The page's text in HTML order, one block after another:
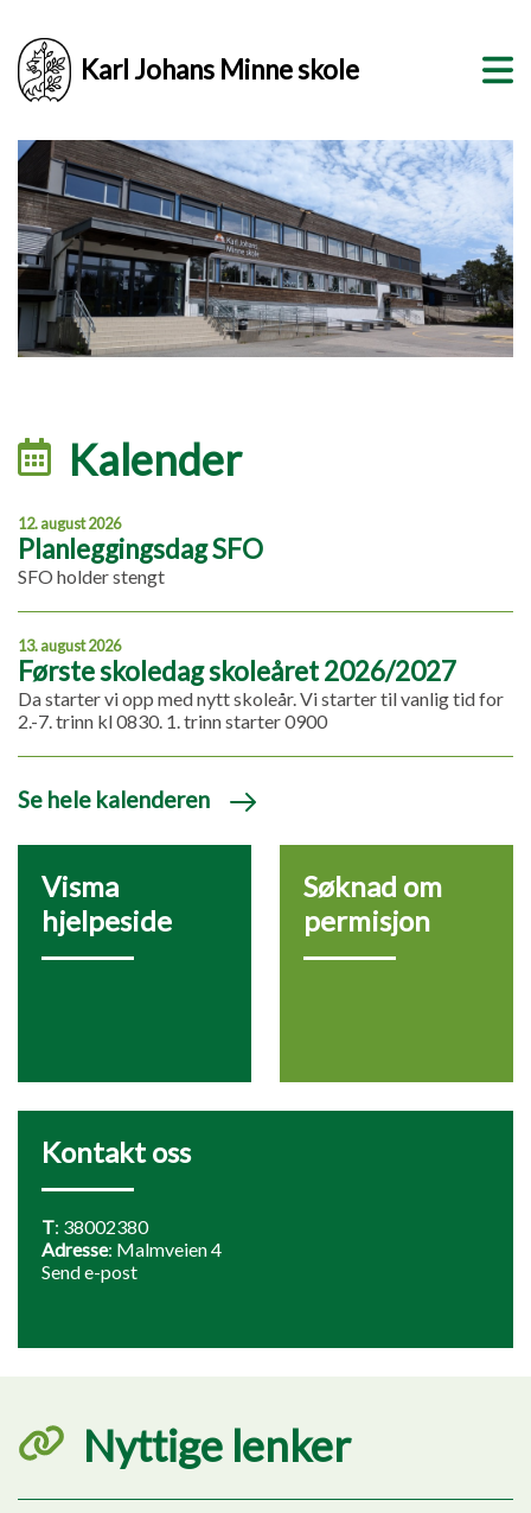
Karl Johans Minne skole
Kalender
12. august 2026
Planleggingsdag SFO
SFO holder stengt
13. august 2026
Første skoledag skoleåret 2026/2027
Da starter vi opp med nytt skoleår. Vi starter til vanlig tid for
2.-7. trinn kl 0830. 1. trinn starter 0900
Se hele kalenderen
Visma
hjelpeside
Søknad om
permisjon
Kontakt oss
T: 38002380
Adresse: Malmveien 4
Send e-post
Nyttige lenker